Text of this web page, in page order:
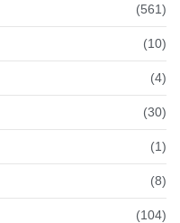
(561)
(10)
(4)
(30)
(1)
(8)
(104)